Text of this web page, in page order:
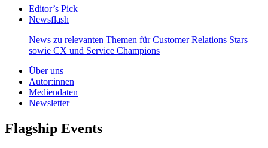
Editor’s Pick
Newsflash
News zu relevanten Themen für Customer Relations Stars
sowie CX und Service Champions
Über uns
Autor:innen
Mediendaten
Newsletter
Flagship Events